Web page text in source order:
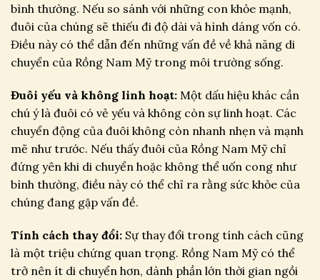
bình thường. Nếu so sánh với những con khỏe mạnh,
đuôi của chúng sẽ thiếu đi độ dài và hình dáng vốn có.
Điều này có thể dẫn đến những vấn đề về khả năng di
chuyển của Rồng Nam Mỹ trong môi trường sống.
Đuôi yếu và không linh hoạt: Một dấu hiệu khác cần
chú ý là đuôi có vẻ yếu và không còn sự linh hoạt. Các
chuyển động của đuôi không còn nhanh nhẹn và mạnh
mẽ như trước. Nếu thấy đuôi của Rồng Nam Mỹ chỉ
đứng yên khi di chuyển hoặc không thể uốn cong như
bình thường, điều này có thể chỉ ra rằng sức khỏe của
chúng đang gặp vấn đề.
Tính cách thay đổi: Sự thay đổi trong tính cách cũng
là một triệu chứng quan trọng. Rồng Nam Mỹ có thể
trở nên ít di chuyển hơn, dành phần lớn thời gian ngồi